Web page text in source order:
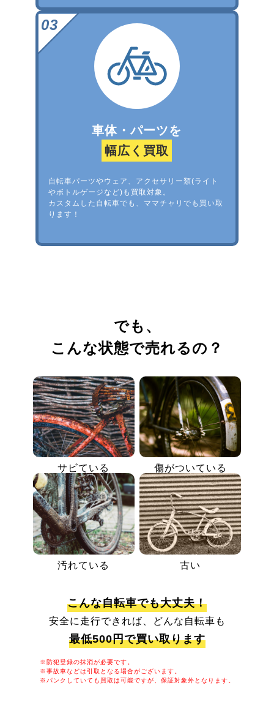
車体・パーツを
幅広く買取
自転車パーツやウェア、アクセサリー類(ライト
やボトルゲージなど)も買取対象。
カスタムした自転車でも、ママチャリでも買い取
ります！
でも、
こんな状態で売れるの？
サビている 傷がついている
汚れている 古い
こんな自転車でも大丈夫！
安全に走行できれば、どんな自転車も
最低500円で買い取ります
※防犯登録の抹消が必要です。
※事故車などは引取となる場合がございます。
※パンクしていても買取は可能ですが、保証対象外となります。